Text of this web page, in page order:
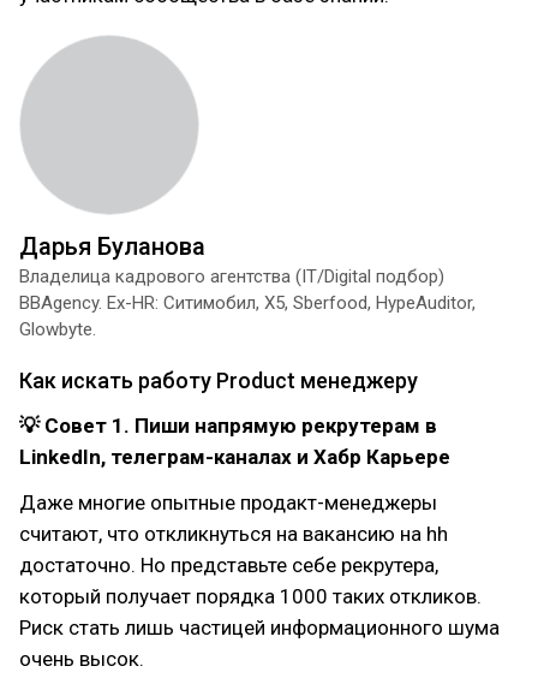
Дарья Буланова
Владелица кадрового агентства (IT/Digital подбор)
BBAgency. Ex-HR: Ситимобил, X5, Sberfood, HypeAuditor,
Glowbyte.
Как искать работу Product менеджеру
💡 Совет 1. Пиши напрямую рекрутерам в
LinkedIn, телеграм-каналах и Хабр Карьере
Даже многие опытные продакт-менеджеры
считают, что откликнуться на вакансию на hh
достаточно. Но представьте себе рекрутера,
который получает порядка 1000 таких откликов.
Риск стать лишь частицей информационного шума
очень высок.